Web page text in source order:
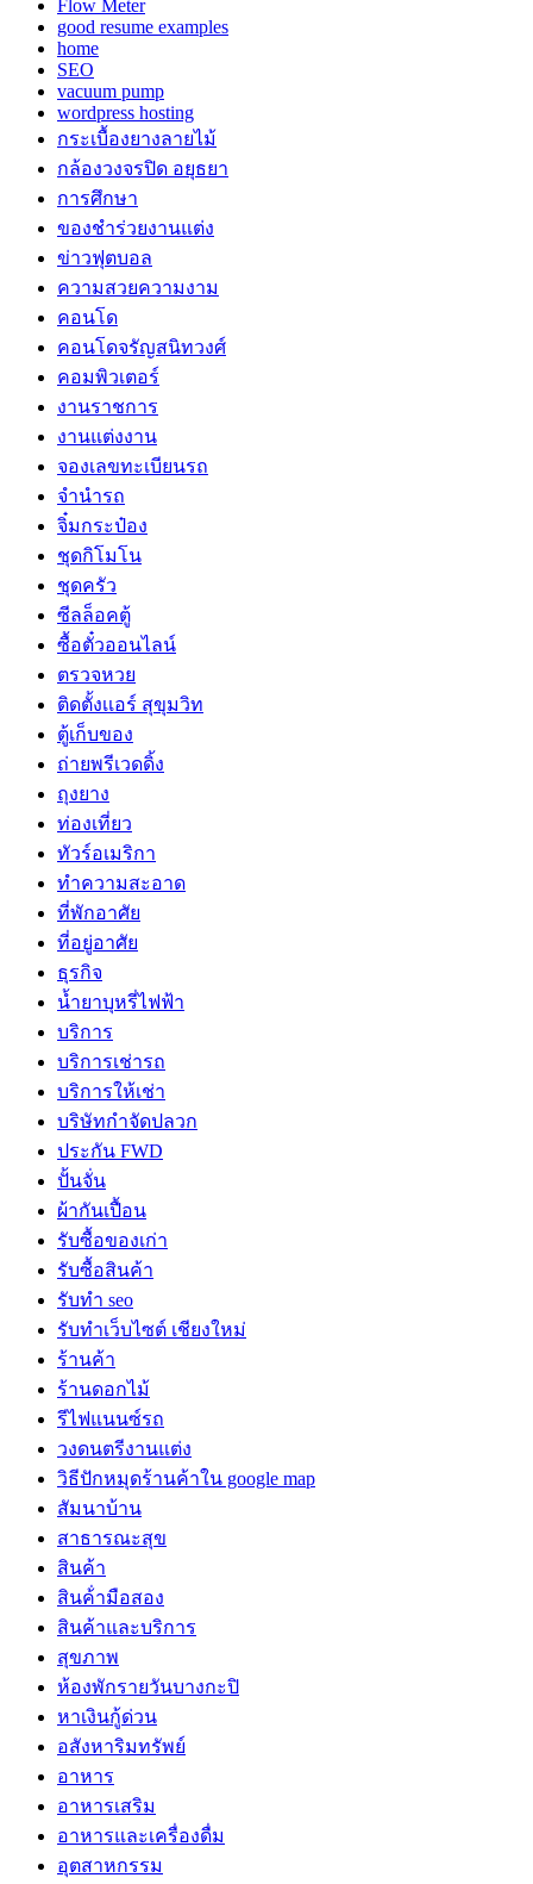
Flow Meter
good resume examples
home
SEO
vacuum pump
wordpress hosting
กระเบื้องยางลายไม้
กล้องวงจรปิด อยุธยา
การศึกษา
ของชำร่วยงานแต่ง
ข่าวฟุตบอล
ความสวยความงาม
คอนโด
คอนโดจรัญสนิทวงศ์
คอมพิวเตอร์
งานราชการ
งานแต่งงาน
จองเลขทะเบียนรถ
จำนำรถ
จิ๋มกระป๋อง
ชุดกิโมโน
ชุดครัว
ซีลล็อคตู้
ซื้อตั๋วออนไลน์
ตรวจหวย
ติดตั้งเเอร์ สุขุมวิท
ตู้เก็บของ
ถ่ายพรีเวดดิ้ง
ถุงยาง
ท่องเที่ยว
ทัวร์อเมริกา
ทำความสะอาด
ที่พักอาศัย
ที่อยู่อาศัย
ธุรกิจ
น้ำยาบุหรี่ไฟฟ้า
บริการ
บริการเช่ารถ
บริการให้เช่า
บริษัทกำจัดปลวก
ประกัน FWD
ปั้นจั่น
ผ้ากันเปื้อน
รับซื้อของเก่า
รับซื้อสินค้า
รับทำ seo
รับทำเว็บไซต์ เชียงใหม่
ร้านค้า
ร้านดอกไม้
รีไฟแนนซ์รถ
วงดนตรีงานแต่ง
วิธีปักหมุดร้านค้าใน google map
สัมนาบ้าน
สาธารณะสุข
สินค้า
สินค้่ามือสอง
สินค้าและบริการ
สุขภาพ
ห้องพักรายวันบางกะปิ
หาเงินกู้ด่วน
อสังหาริมทรัพย์
อาหาร
อาหารเสริม
อาหารและเครื่องดื่ม
อุตสาหกรรม